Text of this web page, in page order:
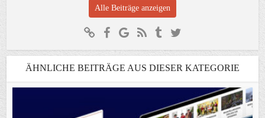
Alle Beiträge anzeigen
ÄHNLICHE BEITRÄGE AUS DIESER KATEGORIE